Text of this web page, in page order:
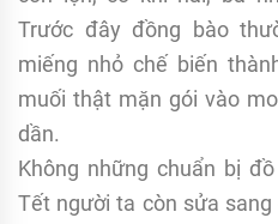
Trước đây đồng bào
miếng nhỏ chế biến
muối thật mặn gói vào
dần.
Không những chuẩn bị
Tết người ta còn sửa